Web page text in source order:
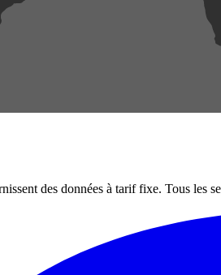
des données à tarif fixe. Tous les